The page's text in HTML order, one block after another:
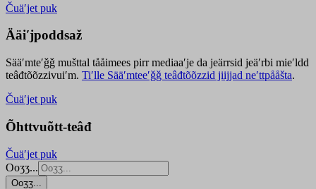
Čuäʹjet puk
Ääiʹjpoddsaž
Sääʹmteʹǧǧ mušttal tååimees pirr mediaaʹje da jeärrsid jeäʹrbi mieʹldd
teâđtõõzzivuiʹm. Tiʹlle Sääʹmteeʹǧǧ teâđtõõzzid jiijjad neʹttpååšta.
Čuäʹjet puk
Õhttvuõtt-teâđ
Čuäʹjet puk
Ooʒʒ...
Ooʒʒ...